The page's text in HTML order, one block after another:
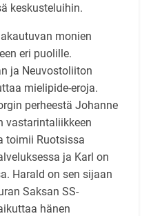
keskusteluihin.
monien
eri puolille.
ja Neuvostoliiton
mielipide-eroja.
perheestä Johanne
vastarintaliikkeen
toimii Ruotsissa
ja Karl on
Harald on sen sijaan
Saksan SS-
hänen